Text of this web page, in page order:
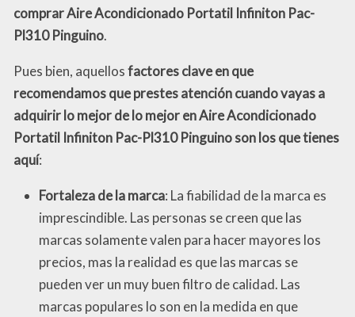
comprar Aire Acondicionado Portatil Infiniton Pac-
Pl310 Pinguino.
Pues bien, aquellosfactores clave en que
recomendamos que prestes atención cuando vayas a
adquirir lo mejor de lo mejor en Aire Acondicionado
Portatil Infiniton Pac-Pl310 Pinguino son los que tienes
aquí:
Fortaleza de la marca: La fiabilidad de la marca es
imprescindible. Las personas se creen que las
marcas solamente valen para hacer mayores los
precios, mas la realidad es que las marcas se
pueden ver un muy buen filtro de calidad. Las
marcas populares lo son en la medida en que